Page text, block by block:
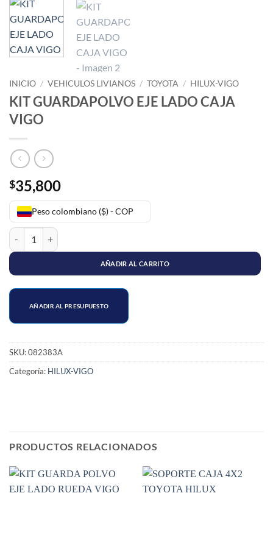
INICIO / VEHICULOS LIVIANOS / TOYOTA / HILUX-VIGO
KIT GUARDAPOLVO EJE LADO CAJA
VIGO
$35,800
Peso colombiano ($) - COP
KIT GUARDAPOLVO EJE LADO CAJA VIGO cantidad
AÑADIR AL CARRITO
AÑADIR AL PRESUPUESTO
SKU:082383A
Categoría: HILUX-VIGO
PRODUCTOS RELACIONADOS